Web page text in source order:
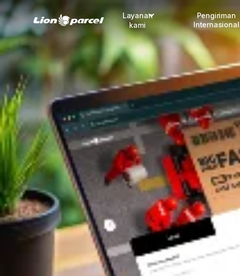
Layanan
kami
Pengiriman
Fulfillment
Korporasi
Daftar jadi Mitra
Lacak pendaftaran Mitra
Pengiriman
Internasional